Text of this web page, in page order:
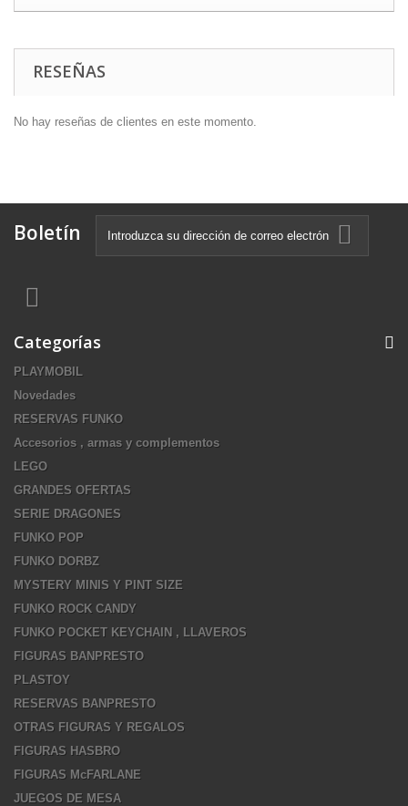
RESEÑAS
No hay reseñas de clientes en este momento.
Boletín
Categorías
PLAYMOBIL
Novedades
RESERVAS FUNKO
Accesorios , armas y complementos
LEGO
GRANDES OFERTAS
SERIE DRAGONES
FUNKO POP
FUNKO DORBZ
MYSTERY MINIS Y PINT SIZE
FUNKO ROCK CANDY
FUNKO POCKET KEYCHAIN , LLAVEROS
FIGURAS BANPRESTO
PLASTOY
RESERVAS BANPRESTO
OTRAS FIGURAS Y REGALOS
FIGURAS HASBRO
FIGURAS McFARLANE
JUEGOS DE MESA